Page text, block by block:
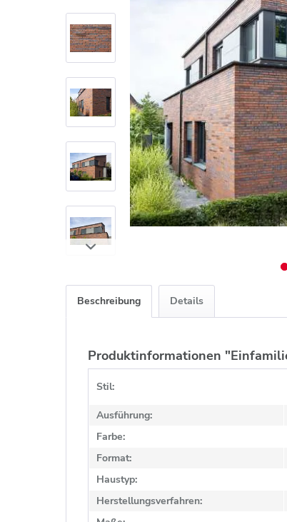
Beschreibung Details
Produktinformationen
Stil:
Ausführung:
Farbe:
Format:
Haustyp:
Herstellungsverfahren: